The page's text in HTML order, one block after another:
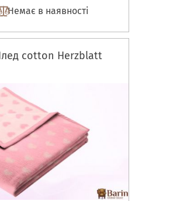
Немає в наявності
cotton Herzblatt